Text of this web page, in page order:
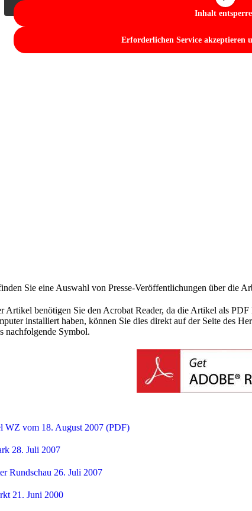
Inhalt
Erforderlichen Service akzeptieren
Sie eine Auswahl von Presse-Veröffentlichungen über die
Artikel benötigen Sie den Acrobat Reader, da die Artikel als
installiert haben, können Sie dies direkt auf der Seite des
nachfolgende Symbol.
WZ vom 18. August 2007 (PDF)
28. Juli 2007
Rundschau 26. Juli 2007
21. Juni 2000